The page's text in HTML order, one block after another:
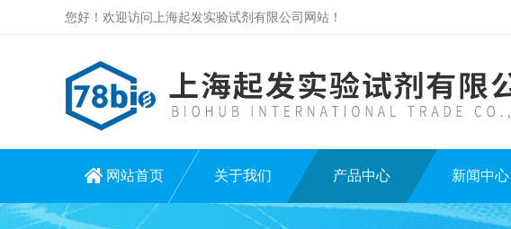
您好！欢迎访问上海起发实验试剂有限公司网站！
网站首页 关于我们 产品中心 新闻中心